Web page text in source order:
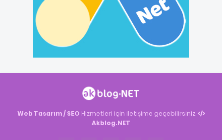
Web Tasarım / SEO Hizmetleri için iletişime geçebilirsiniz.
Akblog.NET